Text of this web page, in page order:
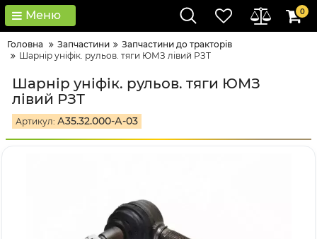
Меню 0
Головна Запчастини
Запчастини до тракторів
Шарнір уніфік. рульов. тяги ЮМЗ лівий РЗТ
Шарнір уніфік. рульов. тяги ЮМЗ
лівий РЗТ
Артикул: А35.32.000-А-03